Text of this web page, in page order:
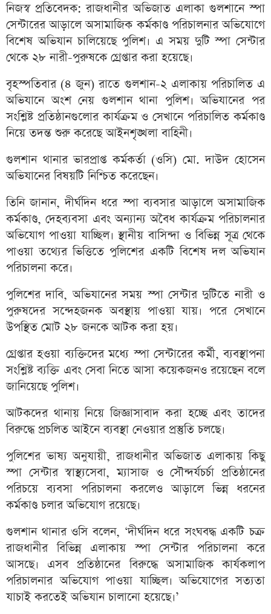
নিজস্ব প্রতিবেদক: রাজধানীর অভিজাত এলাকা গুলশানে স্পা
সেন্টারের আড়ালে অসামাজিক কর্মকাণ্ড পরিচালনার অভিযোগে
বিশেষ অভিযান চালিয়েছে পুলিশ। এ সময় দুটি স্পা সেন্টার
থেকে ২৮ নারী-পুরুষকে গ্রেপ্তার করা হয়েছে।
বৃহস্পতিবার (৪ জুন) রাতে গুলশান-২ এলাকায় পরিচালিত এ
অভিযানে অংশ নেয় গুলশান থানা পুলিশ। অভিযানের পর
সংশ্লিষ্ট প্রতিষ্ঠানগুলোর কার্যক্রম ও সেখানে পরিচালিত কর্মকাণ্ড
নিয়ে তদন্ত শুরু করেছে আইনশৃঙ্খলা বাহিনী।
গুলশান থানার ভারপ্রাপ্ত কর্মকর্তা (ওসি) মো. দাউদ হোসেন
অভিযানের বিষয়টি নিশ্চিত করেছেন।
তিনি জানান, দীর্ঘদিন ধরে স্পা ব্যবসার আড়ালে অসামাজিক
কর্মকাণ্ড, দেহব্যবসা এবং অন্যান্য অবৈধ কার্যক্রম পরিচালনার
অভিযোগ পাওয়া যাচ্ছিল। স্থানীয় বাসিন্দা ও বিভিন্ন সূত্র থেকে
পাওয়া তথ্যের ভিত্তিতে পুলিশের একটি বিশেষ দল অভিযান
পরিচালনা করে।
পুলিশের দাবি, অভিযানের সময় স্পা সেন্টার দুটিতে নারী ও
পুরুষদের সন্দেহজনক অবস্থায় পাওয়া যায়। পরে সেখানে
উপস্থিত মোট ২৮ জনকে আটক করা হয়।
গ্রেপ্তার হওয়া ব্যক্তিদের মধ্যে স্পা সেন্টারের কর্মী, ব্যবস্থাপনা
সংশ্লিষ্ট ব্যক্তি এবং সেবা নিতে আসা কয়েকজনও রয়েছেন বলে
জানিয়েছে পুলিশ।
আটকদের থানায় নিয়ে জিজ্ঞাসাবাদ করা হচ্ছে এবং তাদের
বিরুদ্ধে প্রচলিত আইনে ব্যবস্থা নেওয়ার প্রস্তুতি চলছে।
পুলিশের ভাষ্য অনুযায়ী, রাজধানীর অভিজাত এলাকায় কিছু
স্পা সেন্টার স্বাস্থ্যসেবা, ম্যাসাজ ও সৌন্দর্যচর্চা প্রতিষ্ঠানের
পরিচয়ে ব্যবসা পরিচালনা করলেও আড়ালে ভিন্ন ধরনের
কর্মকাণ্ড চলার অভিযোগ রয়েছে।
গুলশান থানার ওসি বলেন, ‘দীর্ঘদিন ধরে সংঘবদ্ধ একটি চক্র
রাজধানীর বিভিন্ন এলাকায় স্পা সেন্টার পরিচালনা করে
আসছে। এসব প্রতিষ্ঠানের বিরুদ্ধে অসামাজিক কার্যকলাপ
পরিচালনার অভিযোগ পাওয়া যাচ্ছিল। অভিযোগের সত্যতা
যাচাই করতেই অভিযান চালানো হয়েছে।’